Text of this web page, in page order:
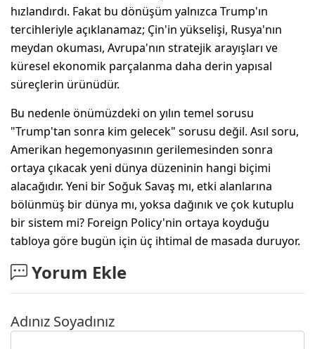
hızlandırdı. Fakat bu dönüşüm yalnızca Trump'ın
tercihleriyle açıklanamaz; Çin'in yükselişi, Rusya'nın
meydan okuması, Avrupa'nın stratejik arayışları ve
küresel ekonomik parçalanma daha derin yapısal
süreçlerin ürünüdür.
Bu nedenle önümüzdeki on yılın temel sorusu
"Trump'tan sonra kim gelecek" sorusu değil. Asıl soru,
Amerikan hegemonyasının gerilemesinden sonra
ortaya çıkacak yeni dünya düzeninin hangi biçimi
alacağıdır. Yeni bir Soğuk Savaş mı, etki alanlarına
bölünmüş bir dünya mı, yoksa dağınık ve çok kutuplu
bir sistem mi? Foreign Policy'nin ortaya koyduğu
tabloya göre bugün için üç ihtimal de masada duruyor.
Yorum Ekle
Adınız Soyadınız